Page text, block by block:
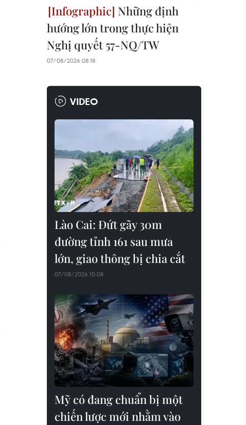
Những định
hướng lớn trong thực hiện
Nghị quyết 57-NQ/TW
07/08/2026 08:18
VIDEO
Lào Cai: Đứt gãy 30m
đường tỉnh 161 sau mưa
lớn, giao thông bị chia cắt
07/08/2026 10:08
Mỹ có đang chuẩn bị một
chiến lược mới nhằm vào